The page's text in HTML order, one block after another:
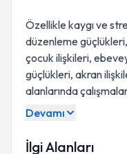
Özellikle kaygı ve
düzenleme
çocuk ilişkileri,
güçlükleri, akran
alanlarında
Devamı
İlgi Alanları